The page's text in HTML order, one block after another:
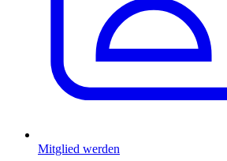
Mitglied werden